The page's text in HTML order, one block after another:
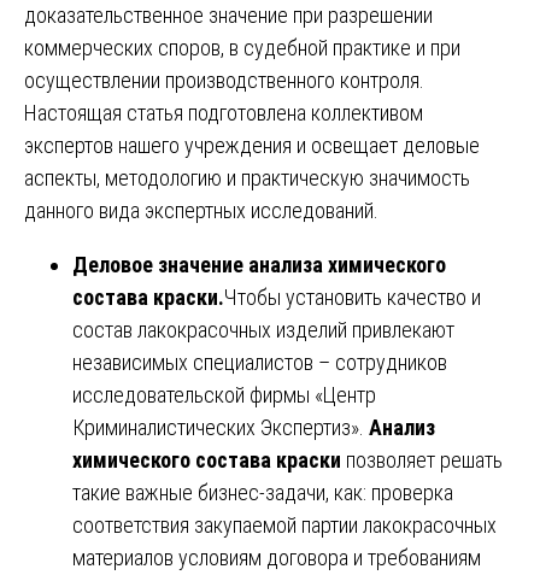
доказательственное значение при разрешении
коммерческих споров, в судебной практике и при
осуществлении производственного контроля.
Настоящая статья подготовлена коллективом
экспертов нашего учреждения и освещает деловые
аспекты, методологию и практическую значимость
данного вида экспертных исследований.
Деловое значение анализа химического
состава краски.Чтобы установить качество и
состав лакокрасочных изделий привлекают
независимых специалистов – сотрудников
исследовательской фирмы «Центр
Криминалистических Экспертиз». Анализ
химического состава краски позволяет решать
такие важные бизнес-задачи, как: проверка
соответствия закупаемой партии лакокрасочных
материалов условиям договора и требованиям